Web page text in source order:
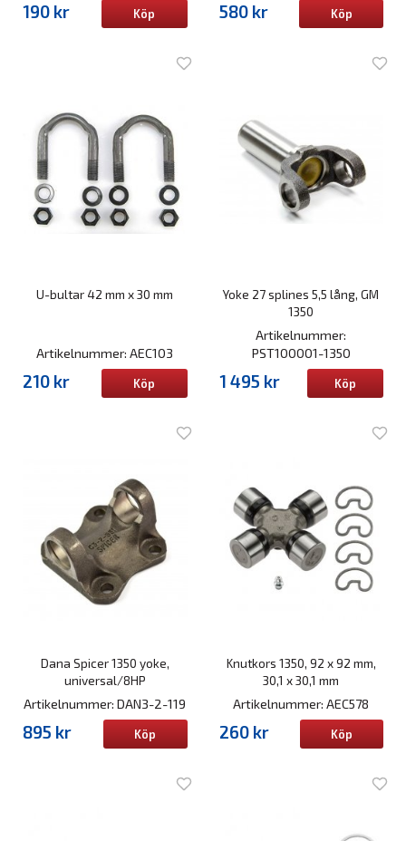
190 kr Köp 580 kr Köp
U-bultar 42 mm x 30 mm
Artikelnummer: AEC103
210 kr Köp
Yoke 27 splines 5,5 lång, GM
1350
Artikelnummer:
PST100001-1350
1 495 kr Köp
Dana Spicer 1350 yoke,
universal/8HP
Artikelnummer: DAN3-2-119
895 kr Köp
Knutkors 1350, 92 x 92 mm,
30,1 x 30,1 mm
Artikelnummer: AEC578
260 kr Köp